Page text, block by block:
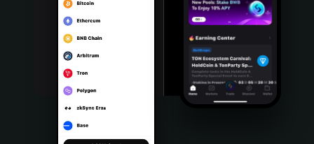
Português (Portugal)
Bahasa Indonesia
Português (Brasil)